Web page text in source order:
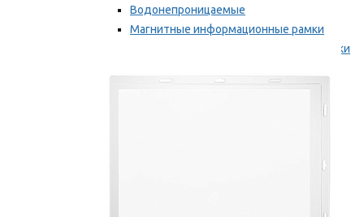
Водонепроницаемые
Магнитные информационные рамки
Самоклеящиеся информационные рамки